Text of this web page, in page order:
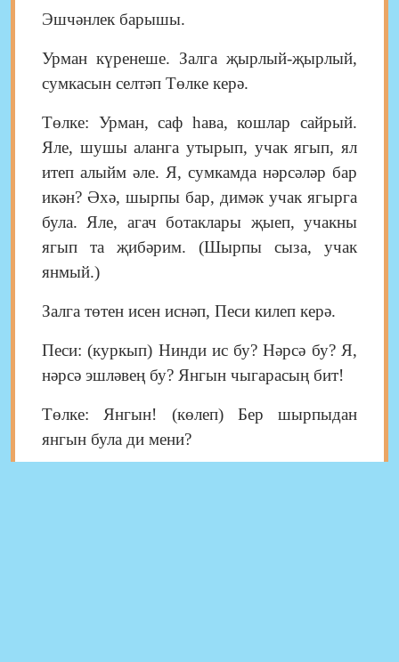
Эшчәнлек барышы.
Урман күренеше. Залга җырлый-җырлый,
сумкасын селтәп Төлке керә.
Төлке: Урман, саф һава, кошлар сайрый.
Яле, шушы аланга утырып, учак ягып, ял
итеп алыйм әле. Я, сумкамда нәрсәләр бар
икән? Әхә, шырпы бар, димәк учак ягырга
була. Яле, агач ботаклары җыеп, учакны
ягып та җибәрим. (Шырпы сыза, учак
янмый.)
Залга төтен исен иснәп, Песи килеп керә.
Песи: (куркып) Нинди ис бу? Нәрсә бу? Я,
нәрсә эшләвең бу? Янгын чыгарасың бит!
Төлке: Янгын! (көлеп) Бер шырпыдан
янгын була ди мени?